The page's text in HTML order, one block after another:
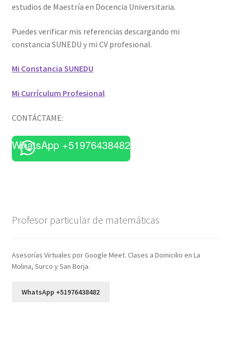
estudios de Maestría en Docencia Universitaria.
Puedes verificar mis referencias descargando mi
constancia SUNEDU y mi CV profesional.
Mi Constancia SUNEDU
Mi Currículum Profesional
CONTÁCTAME:
WhatsApp +51976438482
Profesor particular de matemáticas
Asesorías Virtuales por Google Meet. Clases a Domicilio en La
Molina, Surco y San Borja.
WhatsApp +51976438482